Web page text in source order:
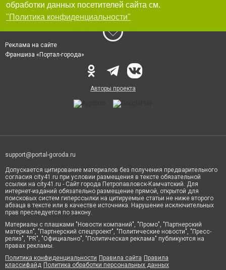
обработки данных посетителей сайта см.
"Политика конфиденциальности"
Реклама на сайте
Франшиза «Портал-города»
Авторы проекта
support@portal-goroda.ru
Допускается цитирование материалов без получения предварительного
согласия city41.ru при условии размещения в тексте обязательной
ссылки на city41.ru - Сайт города Петропавловск-Камчатский. Для
интернет-изданий обязательно размещение прямой, открытой для
поисковых систем гиперссылки на цитируемые статьи не ниже второго
абзаца в тексте или в качестве источника. Нарушение исключительных
прав преследуется по закону.
Материалы с плашками "Новости компаний", "Промо", "Партнерский
материал", "Партнерский спецпроект", "Политические новости", "Пресс-
релиз", "PR", "Официально", "Политическая реклама" публикуются на
правах рекламы.
Политика конфиденциальности Правила сайта Правила
классифайд Политика обработки персональных данных